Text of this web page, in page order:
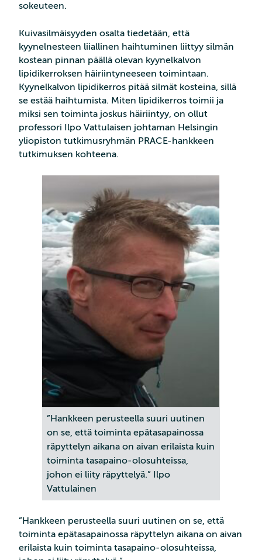
sokeuteen.
Kuivasilmäisyyden osalta tiedetään, että
kyynelnesteen liiallinen haihtuminen liittyy silmän
kostean pinnan päällä olevan kyynelkalvon
lipidikerroksen häiriintyneeseen toimintaan.
Kyynelkalvon lipidikerros pitää silmät kosteina, sillä
se estää haihtumista. Miten lipidikerros toimii ja
miksi sen toiminta joskus häiriintyy, on ollut
professori Ilpo Vattulaisen johtaman Helsingin
yliopiston tutkimusryhmän PRACE-hankkeen
tutkimuksen kohteena.
”Hankkeen perusteella suuri uutinen
on se, että toiminta epätasapainossa
räpyttelyn aikana on aivan erilaista kuin
toiminta tasapaino-olosuhteissa,
johon ei liity räpyttelyä.” Ilpo
Vattulainen
”Hankkeen perusteella suuri uutinen on se, että
toiminta epätasapainossa räpyttelyn aikana on aivan
erilaista kuin toiminta tasapaino-olosuhteissa,